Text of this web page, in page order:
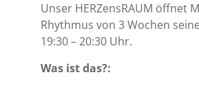
Unser HERZensRAUM öffnet
Rhythmus von 3 Wochen
19:30 – 20:30 Uhr.
Was ist das?: